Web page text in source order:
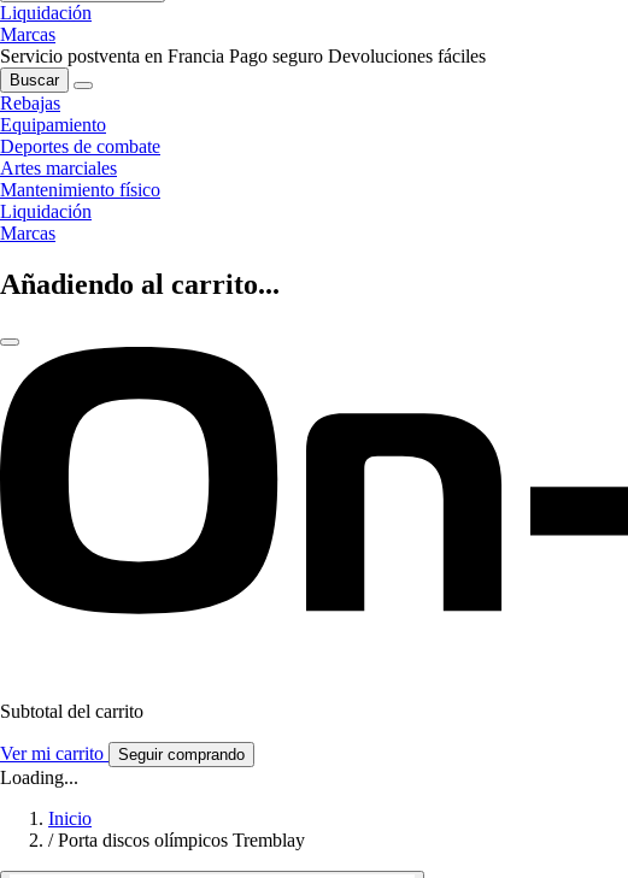
Liquidación
Marcas
Servicio postventa en Francia Pago seguro Devoluciones fáciles
Buscar
Rebajas
Equipamiento
Deportes de combate
Artes marciales
Mantenimiento físico
Liquidación
Marcas
Añadiendo al carrito...
Subtotal del carrito
Ver mi carrito Seguir comprando
Loading...
Inicio
/ Porta discos olímpicos Tremblay